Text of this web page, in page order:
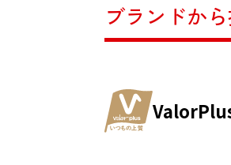
ブランドか